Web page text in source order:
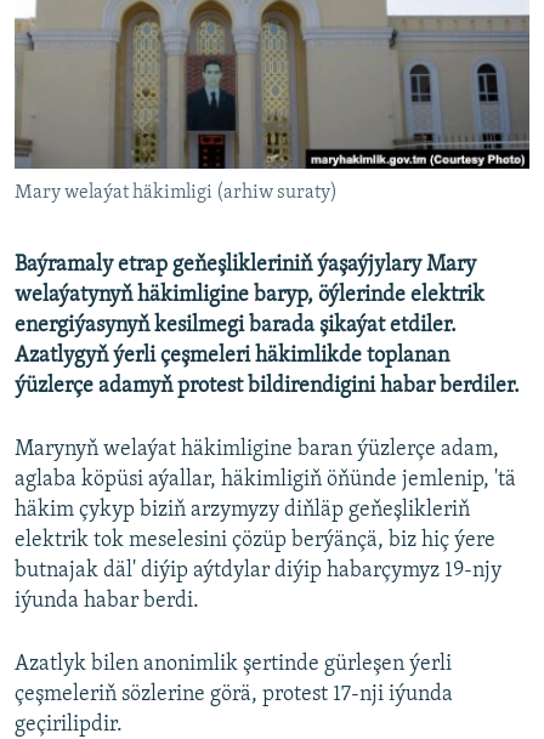
Mary welaýat häkimligi (arhiw suraty)
Baýramaly etrap geňeşlikleriniň ýaşaýjylary Mary
welaýatynyň häkimligine baryp, öýlerinde elektrik
energiýasynyň kesilmegi barada şikaýat etdiler.
Azatlygyň ýerli çeşmeleri häkimlikde toplanan
ýüzlerçe adamyň protest bildirendigini habar berdiler.
Marynyň welaýat häkimligine baran ýüzlerçe adam,
aglaba köpüsi aýallar, häkimligiň öňünde jemlenip, 'tä
häkim çykyp biziň arzymyzy diňläp geňeşlikleriň
elektrik tok meselesini çözüp berýänçä, biz hiç ýere
butnajak däl' diýip aýtdylar diýip habarçymyz 19-njy
iýunda habar berdi.
Azatlyk bilen anonimlik şertinde gürleşen ýerli
çeşmeleriň sözlerine görä, protest 17-nji iýunda
geçirilipdir.